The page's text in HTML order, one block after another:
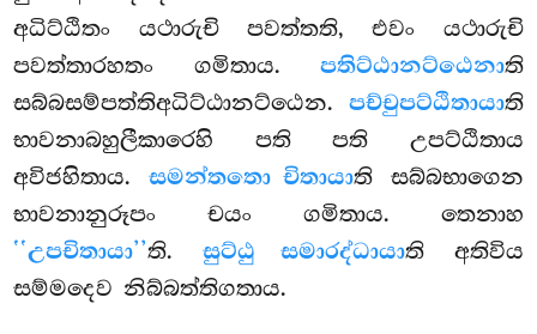
අධිට්ඨිතං යථාරුචි පවත්තති, එවං යථාරුචි
පවත්තාරහතං ගමිතාය. පතිට්ඨානට්ඨෙනාති
සබ්බසම්පත්තිඅධිට්ඨානට්ඨෙන. පච්චුපට්ඨිතායාති
භාවනාබහුලීකාරෙහි පති පති උපට්ඨිතාය
අවිජහිතාය.සමන්තතො චිතායාති සබ්බභාගෙන
භාවනානුරූපං චයං ගමිතාය. තෙනාහ
‘‘උපචිතායා’’ති.සුට්ඨු සමාරද්ධායාති අතිවිය
සම්මදෙව නිබ්බත්තිගතාය.